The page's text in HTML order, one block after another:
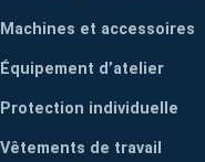
Machines et accessoires
Équipement d’atelier
Protection individuelle
Vêtements de travail